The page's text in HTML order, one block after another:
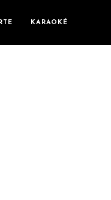
KARAOKÉ